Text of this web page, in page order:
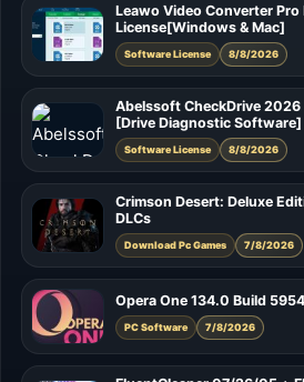
Leawo Video Converter Pro
License[Windows & Mac]
Software License 8/8/2026
Abelssoft CheckDrive 2026
[Drive Diagnostic Software]
Software License 8/8/2026
Crimson Desert: Deluxe
DLCs
Download Pc Games 7/8/2026
Opera One 134.0 Build
PC Software 7/8/2026